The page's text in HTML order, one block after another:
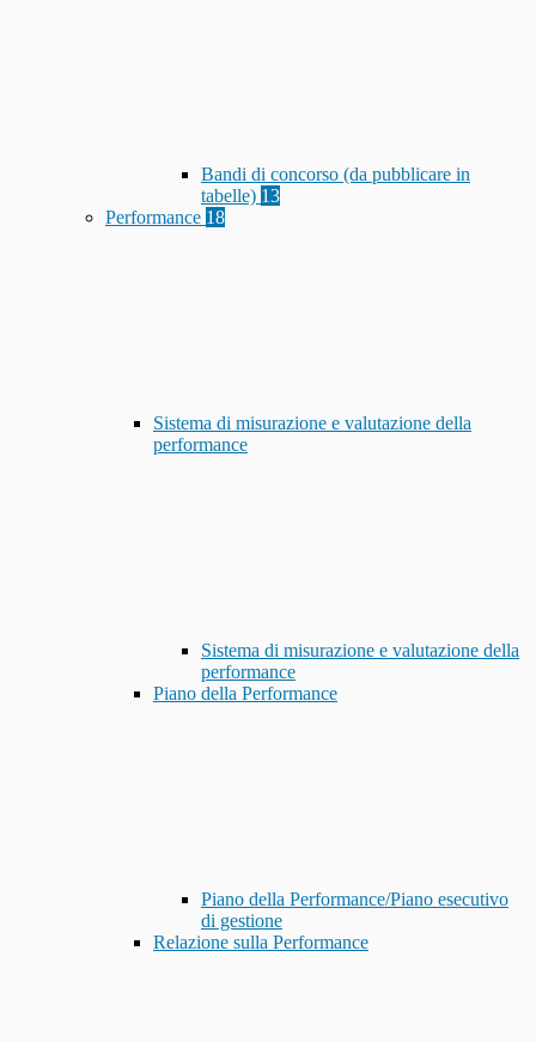
Bandi di concorso (da pubblicare in
tabelle) 13
Performance 18
Sistema di misurazione e valutazione della
performance
Sistema di misurazione e valutazione della
performance
Piano della Performance
Piano della Performance/Piano esecutivo
di gestione
Relazione sulla Performance